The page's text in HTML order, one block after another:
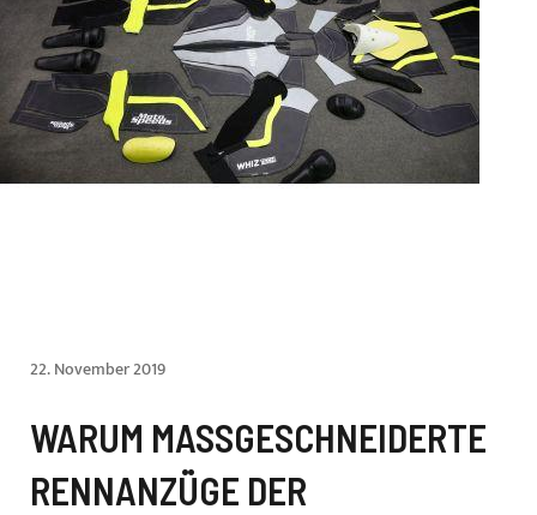
22. November 2019
WARUM MASSGESCHNEIDERTE R
ENNANZÜGE DER S